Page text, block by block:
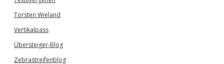
Torsten Wieland
Vertikalpass
Übersteiger-Blog
Zebrastreifenblog